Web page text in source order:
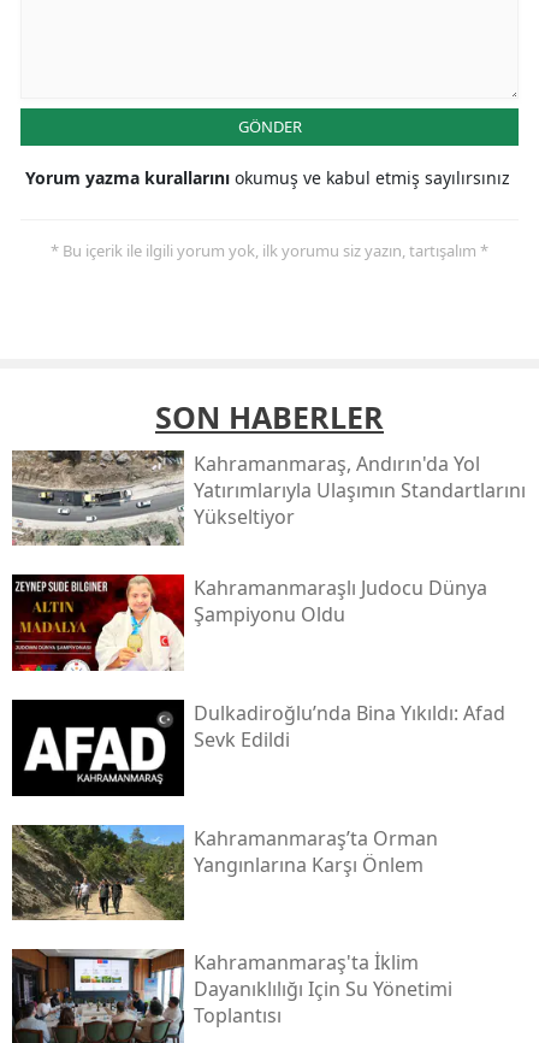
GÖNDER
Yorum yazma kurallarını okumuş ve kabul etmiş sayılırsınız
* Bu içerik ile ilgili yorum yok, ilk yorumu siz yazın, tartışalım *
SON HABERLER
Kahramanmaraş, Andırın'da Yol
Yatırımlarıyla Ulaşımın Standartlarını
Yükseltiyor
Kahramanmaraşlı Judocu Dünya
Şampiyonu Oldu
Dulkadiroğlu’nda Bina Yıkıldı: Afad
Sevk Edildi
Kahramanmaraş’ta Orman
Yangınlarına Karşı Önlem
Kahramanmaraş'ta İklim
Dayanıklılığı Için Su Yönetimi
Toplantısı